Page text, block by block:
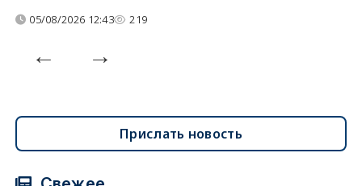
05/08/2026 12:43 219
Прислать новость